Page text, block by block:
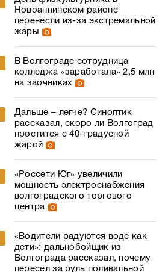
на заочниках
Дальше – легче? Синоптик
рассказал, скоро ли Волгоград
простится с 40-градусной
«Россети Юг» увеличили
мощность электроснабжения
волгоградского торгового
центра
«Водители радуются воде как
дети»: дальнобойщик из
Волгограда рассказал, почему
пересел за руль поливальной
машины
В Орловском пруду утонул 20-
летний волгоградец